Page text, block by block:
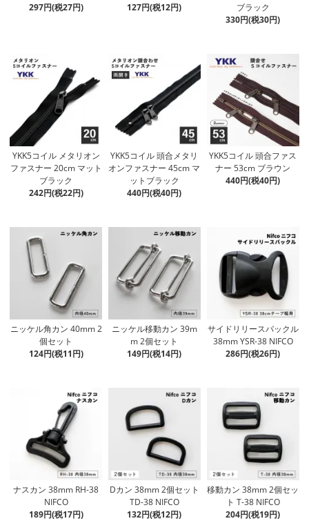
297円(税27円)
127円(税12円)
ブラック
330円(税30円)
YKK5コイル メタリオン
ファスナー 20cm マット
ブラック
242円(税22円)
YKK5コイル 頭合メタリ
オンファスナー 45cm マ
ットブラック
440円(税40円)
YKK5コイル 頭合ファス
ナー 53cm ブラウン
440円(税40円)
ニッケル角カン 40mm 2
個セット
124円(税11円)
ニッケル移動カン 39m
m 2個セット
149円(税14円)
サイドリリースバックル
38mm YSR-38 NIFCO
286円(税26円)
ナスカン 38mm RH-38
NIFCO
189円(税17円)
Dカン 38mm 2個セット
TD-38 NIFCO
132円(税12円)
移動カン 38mm 2個セッ
ト T-38 NIFCO
204円(税19円)